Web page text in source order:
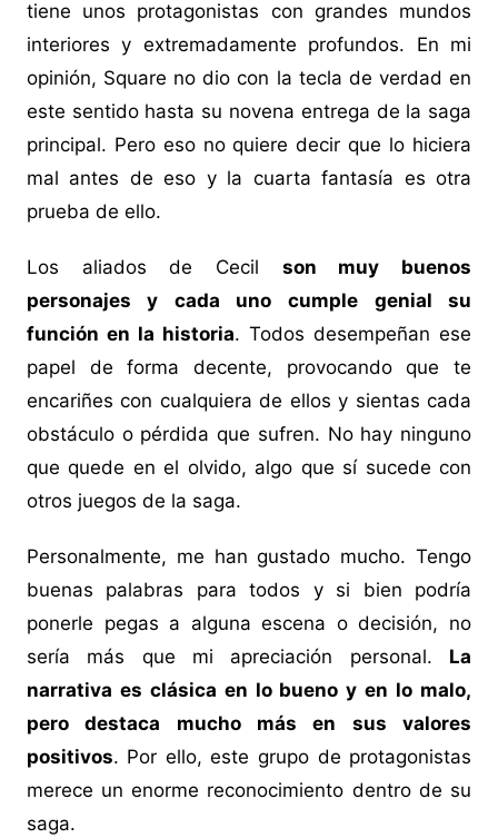
tiene unos protagonistas con grandes mundos
interiores y extremadamente profundos. En mi
opinión, Square no dio con la tecla de verdad en
este sentido hasta su novena entrega de la saga
principal. Pero eso no quiere decir que lo hiciera
mal antes de eso y la cuarta fantasía es otra
prueba de ello.
Los aliados de Cecil son muy buenos
personajes y cada uno cumple genial su
función en la historia. Todos desempeñan ese
papel de forma decente, provocando que te
encariñes con cualquiera de ellos y sientas cada
obstáculo o pérdida que sufren. No hay ninguno
que quede en el olvido, algo que sí sucede con
otros juegos de la saga.
Personalmente, me han gustado mucho. Tengo
buenas palabras para todos y si bien podría
ponerle pegas a alguna escena o decisión, no
sería más que mi apreciación personal. La
narrativa es clásica en lo bueno y en lo malo,
pero destaca mucho más en sus valores
positivos. Por ello, este grupo de protagonistas
merece un enorme reconocimiento dentro de su
saga.